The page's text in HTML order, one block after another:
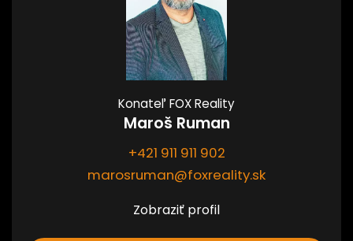
Konateľ FOX Reality
Maroš Ruman
+421 911 911 902
marosruman@foxreality.sk
Zobraziť profil